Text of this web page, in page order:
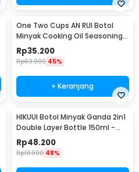
One Two Cups AN RUI Botol
Minyak Cooking Oil Seasoning
Bottle 550ml - YH-033
Rp35.200
Rp63.900 45%
+ Keranjang
HIKUUI Botol Minyak Ganda 2in1
Double Layer Bottle 150ml -
HI150
Rp48.200
Rp91.900 48%